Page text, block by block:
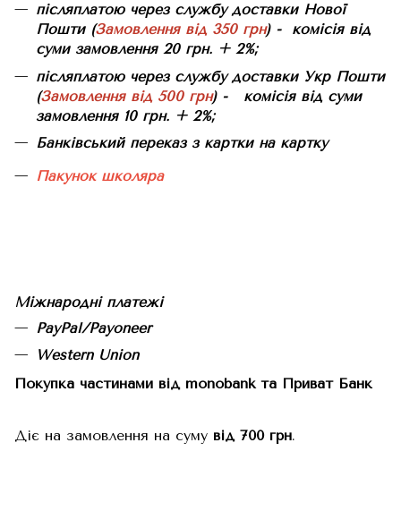
післяплатою через службу доставки Нової
Пошти (Замовлення від 350 грн) - комісія від
суми замовлення 20 грн. + 2%;
післяплатою через службу доставки Укр Пошти
(Замовлення від 500 грн) - комісія від суми
замовлення 10 грн. + 2%;
Банківський переказ з картки на картку
Пакунок школяра
Міжнародні платежі
PayPal/Payoneer
Western Union
Покупка частинами від monobank та Приват Банк
Діє на замовлення на суму від 700 грн.